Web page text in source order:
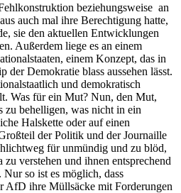
beziehungsweise an
auch mal ihre Berechtigung hatte,
sie den aktuellen Entwicklungen
Außerdem liege es an einem
einem Konzept, das in
der Demokratie blass aussehen lässt.
und demokratisch
Was für ein Mut? Nun, den Mut,
zu behelligen, was nicht in ein
Halskette oder auf einen
der Politik und der Journaille
für unmündig und zu blöd,
verstehen und ihnen entsprechend
so ist es möglich, dass
AfD ihre Müllsäcke mit Forderungen